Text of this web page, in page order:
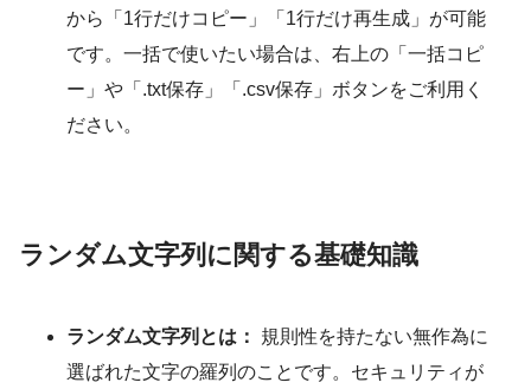
から「1行だけコピー」「1行だけ再生成」が可能
です。一括で使いたい場合は、右上の「一括コピ
ー」や「.txt保存」「.csv保存」ボタンをご利用く
ださい。
ランダム文字列 に関する基礎知識
ランダム文字列とは：
規則性を持たない無作為に
選ばれた文字の羅列のことです。セキュリティが